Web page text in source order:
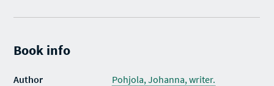
Book info
Author
Pohjola, Johanna, writer.